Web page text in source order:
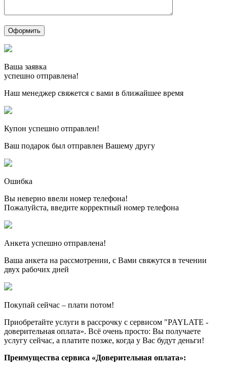
Ваша заявка
успешно отправлена!
Наш менеджер свяжется с вами в ближайшее время
Купон успешно отправлен!
Ваш подарок был отправлен Вашему другу
Ошибка
Вы неверно ввели номер телефона!
Пожалуйста, введите корректный номер телефона
Анкета успешно отправлена!
Ваша анкета на рассмотрении, с Вами свяжутся в течении
двух рабочих дней
Покупай сейчас – плати потом!
Приобретайте услуги в рассрочку с сервисом "PAYLATE -
доверительная оплата». Всё очень просто: Вы получаете
услугу сейчас, а платите позже, когда у Вас будут деньги!
Преимущества сервиса «Доверительная оплата»: